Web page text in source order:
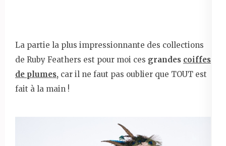
La partie la plus impressionnante des collections
de Ruby Feathers est pour moi ces grandes coiffes
de plumes, car il ne faut pas oublier que TOUT est
fait à la main !